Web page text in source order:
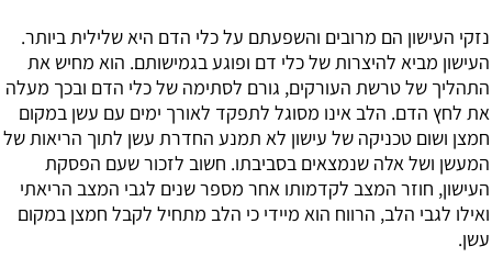
נזקי העישון הם מרובים והשפעתם על כלי הדם היא שלילית ביותר.
העישון מביא להיצרות של כלי דם ופוגע בגמישותם. הוא מחיש את
התהליך של טרשת העורקים, גורם לסתימה של כלי הדם ובכך מעלה
את לחץ הדם. הלב אינו מסוגל לתפקד לאורך ימים עם עשן במקום
חמצן ושום טכניקה של עישון לא תמנע החדרת עשן לתוך הריאות של
המעשן ושל אלה שנמצאים בסביבתו. חשוב לזכור שעם הפסקת
העישון, חוזר המצב לקדמותו אחר מספר שנים לגבי המצב הריאתי
ואילו לגבי הלב, הרווח הוא מיידי כי הלב מתחיל לקבל חמצן במקום
עשן.